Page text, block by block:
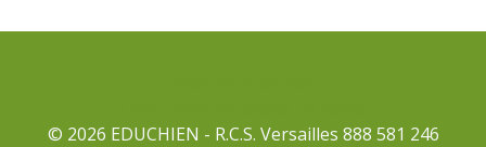
© 2026 EDUCHIEN - R.C.S. Versailles 888 581 246